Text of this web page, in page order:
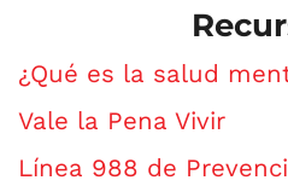
¿Qué es la salud
Vale la Pena Vivir
Línea 988 de